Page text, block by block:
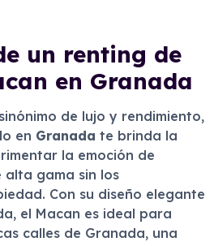
un renting de
en Granada
de lujo y rendimiento,
en Granada te brinda la
la emoción de
alta gama sin los
Con su diseño elegante
el Macan es ideal para
calles de Granada, una